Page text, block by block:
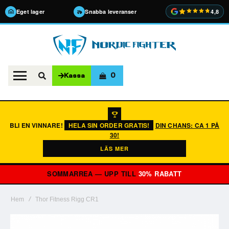
Eget lager Snabba leveranser 4,8
Kassa 0
BLI EN VINNARE! HELA SIN ORDER GRATIS!
DIN CHANS: CA 1 PÅ
30!
LÄS MER
SOMMARREA — UPP TILL 30% RABATT
Hem Thor Fitness Rigg CR1